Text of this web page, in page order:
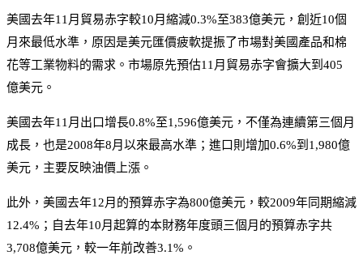
美國去年11月貿易赤字較10月縮減0.3%至383億美元，創近10個
月來最低水準，原因是美元匯價疲軟提振了市場對美國產品和棉
花等工業物料的需求。市場原先預估11月貿易赤字會擴大到405
億美元。
美國去年11月出口增長0.8%至1,596億美元，不僅為連續第三個月
成長，也是2008年8月以來最高水準；進口則增加0.6%到1,980億
美元，主要反映油價上漲。
此外，美國去年12月的預算赤字為800億美元，較2009年同期縮減
12.4%；自去年10月起算的本財務年度頭三個月的預算赤字共
3,708億美元，較一年前改善3.1%。